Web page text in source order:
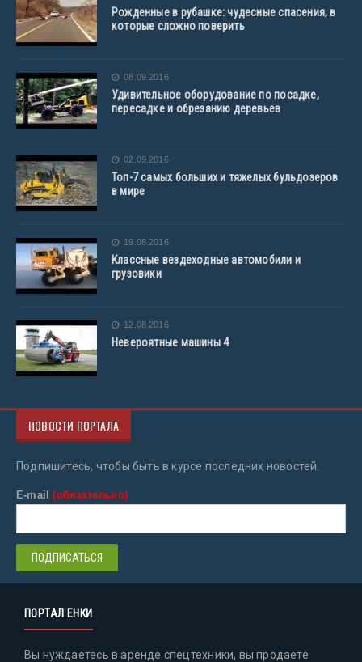
Рожденные в рубашке: чудесные спасения, в
которые сложно поверить
08.09.2016
Удивительное оборудование по посадке,
пересадке и обрезанию деревьев
02.09.2016
Топ-7 самых больших и тяжелых бульдозеров
в мире
19.08.2016
Классные вездеходные автомобили и
грузовики
12.08.2016
Невероятные машины 4
НОВОСТИ ПОРТАЛА
Подпишитесь, чтобы быть в курсе последних новостей.
E-mail(обязательно)
ПОРТАЛ ЕНКИ
Вы нуждаетесь в аренде спецтехники, вы продаете